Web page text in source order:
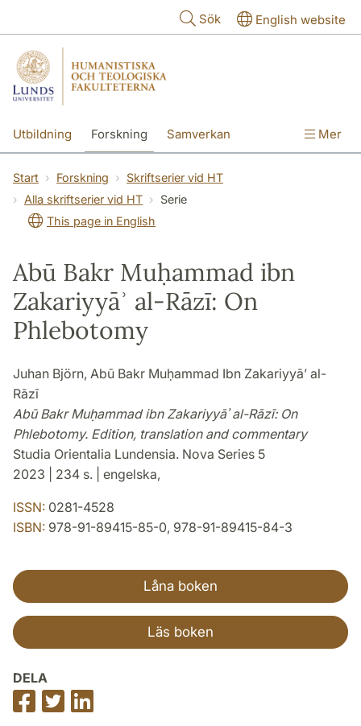
Sök English website
Utbildning Forskning Samverkan Mer
Start Forskning
Skriftserier vid HT
Alla skriftserier vid HT
Serie
This page in English
Abū Bakr Muḥammad ibn
Zakariyyāʾ al-Rāzī: On
Phlebotomy
Juhan Björn, Abū Bakr Muḥammad Ibn Zakariyyāʼ al-
Rāzī
Abū Bakr Muḥammad ibn Zakariyyāʾ al-Rāzī: On
Phlebotomy. Edition, translation and commentary
Studia Orientalia Lundensia. Nova Series 5
2023 | 234 s. | engelska,
ISSN: 0281-4528
ISBN: 978-91-89415-85-0, 978-91-89415-84-3
Låna boken
Läs boken
DELA
Dela
på
Dela
på
på